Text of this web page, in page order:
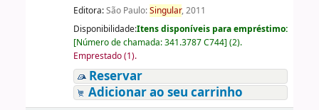
Editora:São Paulo:Singular, 2011
Disponibilidade:Itens disponíveis para empréstimo:
[Número de chamada:341.3787 C744] (2).
Emprestado (1).
Reservar
Adicionar ao seu carrinho